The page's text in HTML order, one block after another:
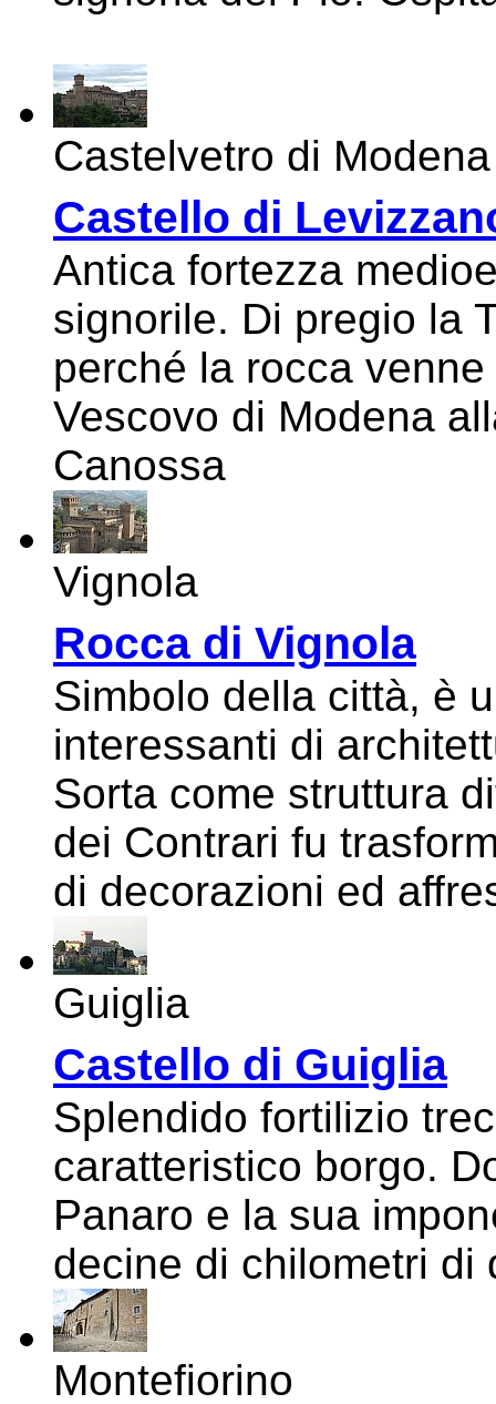
Castelvetro di Modena
Castello di
Antica fortezza
signorile. Di pregio la
perché la rocca
Vescovo di Modena
Canossa
Vignola
Rocca di Vignola
Simbolo della città, è
interessanti di
Sorta come struttura
dei Contrari fu
di decorazioni ed
Guiglia
Castello di Guiglia
Splendido fortilizio
caratteristico borgo.
Panaro e la sua
decine di chilometri di
Montefiorino